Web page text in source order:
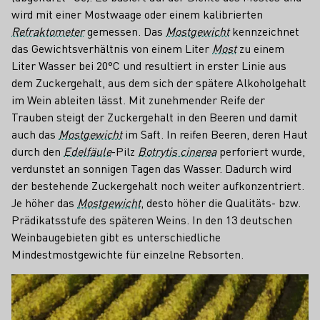
wird mit einer Mostwaage oder einem kalibrierten
Refraktometergemessen. Das Mostgewichtkennzeichnet
das Gewichtsverhältnis von einem Liter Mostzu einem
Liter Wasser bei 20°C und resultiert in erster Linie aus
dem Zuckergehalt, aus dem sich der spätere Alkoholgehalt
im Wein ableiten lässt. Mit zunehmender Reife der
Trauben steigt der Zuckergehalt in den Beeren und damit
auch das Mostgewichtim Saft. In reifen Beeren, deren Haut
durch den Edelfäule-Pilz Botrytis cinereaperforiert wurde,
verdunstet an sonnigen Tagen das Wasser. Dadurch wird
der bestehende Zuckergehalt noch weiter aufkonzentriert.
Je höher das Mostgewicht, desto höher die Qualitäts- bzw.
Prädikatsstufe des späteren Weins. In den 13 deutschen
Weinbaugebieten gibt es unterschiedliche
Mindestmostgewichte für einzelne Rebsorten.
Nach wem ist die Bezeichnung
Der Begriff Oechsle (abgekürzt °Oe)
Teaser